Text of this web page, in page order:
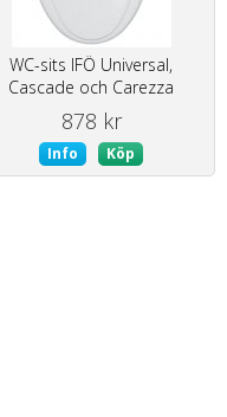
WC-sits IFÖ Universal,
Cascade och Carezza
878 kr
Info Köp